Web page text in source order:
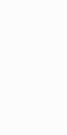
платья,